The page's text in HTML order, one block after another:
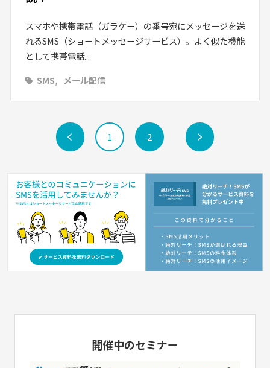
スマホや携帯電話（ガラケー）の番号宛にメッセージを送
れるSMS（ショートメッセージサービス）。よく似た機能
として携帯電話...
SMS
メール配信
前 1 2 次
開催中のセミナー